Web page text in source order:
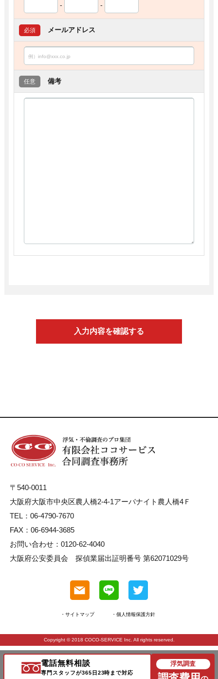
- -
必須 メールアドレス
任意 備考
〒540-0011
大阪府大阪市中央区農人橋2-4-1アーバナイト農人橋4Ｆ
TEL：06-4790-7670
FAX：06-6944-3685
お問い合わせ：0120-62-4040
大阪府公安委員会 探偵業届出証明番号 第62071029号
・サイトマップ ・個人情報保護方針
Copyright © 2018 COCO-SERVICE Inc. All rights reserved.
電話無料相談
専門スタッフが365日23時まで対応
浮気調査